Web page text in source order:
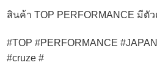
สินค้า TOP PERFORMANCE มีตั
#TOP #PERFORMANCE
#cruze #